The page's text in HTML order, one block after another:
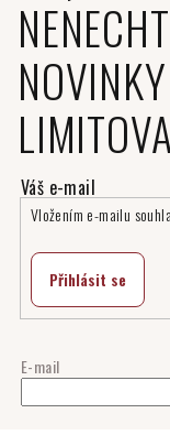
E-mail
Vložením e-mailu
Přihlásit se